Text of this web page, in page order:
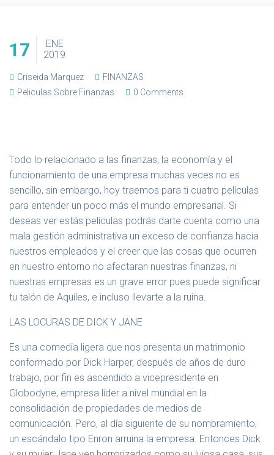
17
ENE
2019
Criseida Marquez
FINANZAS
Peliculas Sobre Finanzas
0 Comments
Todo lo relacionado a las finanzas, la economía y el
funcionamiento de una empresa muchas veces no es
sencillo, sin embargo, hoy traemos para ti cuatro películas
para entender un poco más el mundo empresarial. Si
deseas ver estás películas podrás darte cuenta como una
mala gestión administrativa un exceso de confianza hacia
nuestros empleados y el creer que las cosas que ocurren
en nuestro entorno no afectaran nuestras finanzas, ni
nuestras empresas es un grave error pues puede significar
tu talón de Aquiles, e incluso llevarte a la ruina.
LAS LOCURAS DE DICK Y JANE
Es una comedia ligera que nos presenta un matrimonio
conformado por Dick Harper, después de años de duro
trabajo, por fin es ascendido a vicepresidente en
Globodyne, empresa líder a nivel mundial en la
consolidación de propiedades de medios de
comunicación. Pero, al día siguiente de su nombramiento,
un escándalo tipo Enron arruina la empresa. Entonces Dick